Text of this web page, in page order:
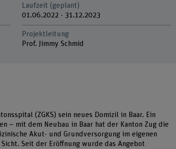
Laufzeit (geplant)
01.06.2022 - 31.12.2023
Projektleitung
Prof. Jimmy Schmid
(ZGKS) sein neues Domizil in Baar. Ein
– mit dem Neubau in Baar hat der Kanton Zug die
Akut- und Grundversorgung im eigenen
Seit der Eröffnung wurde das Angebot